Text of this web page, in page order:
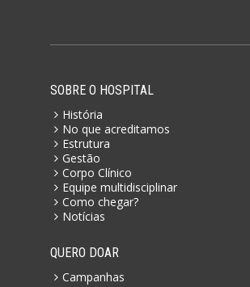
SOBRE O HOSPITAL
História
No que acreditamos
Estrutura
Gestão
Corpo Clínico
Equipe multidisciplinar
Como chegar?
Notícias
QUERO DOAR
Campanhas